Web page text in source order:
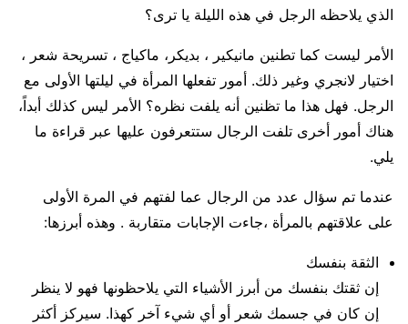
الذي يلاحظه الرجل في هذه الليلة يا ترى؟
الأمر ليست كما تطنين مانيكير ، بديكر، ماكياج ، تسريحة شعر ،
اختيار لانجري وغير ذلك. أمور تفعلها المرأة في ليلتها الأولى مع
الرجل. فهل هذا ما تظنين أنه يلفت نظره؟ الأمر ليس كذلك أبداً،
هناك أمور أخرى تلفت الرجال ستتعرفون عليها عبر قراءة ما
يلي.
عندما تم سؤال عدد من الرجال عما لفتهم في المرة الأولى
على علاقتهم بالمرأة ،جاءت الإجابات متقاربة . وهذه أبرزها:
الثقة بنفسك
إن ثقتك بنفسك من أبرز الأشياء التي يلاحظونها فهو لا ينظر
إن كان في جسمك شعر أو أي شيء آخر كهذا. سيركز أكثر